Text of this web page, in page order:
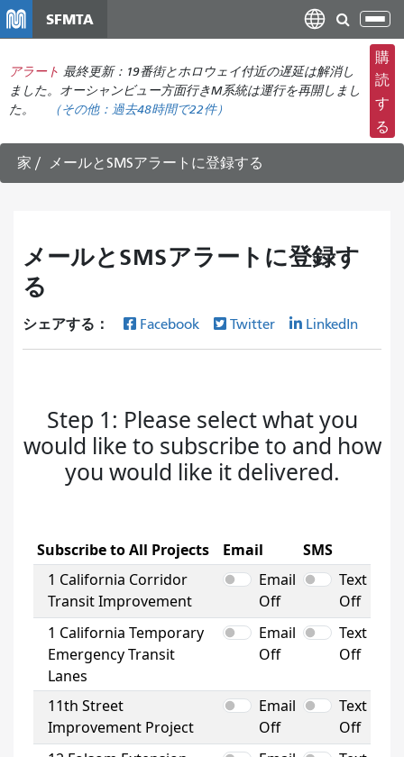
コ
ン
テ
ン
ツ
に
SFMTA
ナ
ビ
ゲ
ー
シ
ョ
の
アラート 最終更新：19番街とホロウェイ付近の遅延は解消し
ました。オーシャンビュー方面行きM系統は運行を再開しまし
た。
（その他： 過去48時間で22件）
購
読
す
る
家 メールとSMSアラートに登録する
メールとSMSアラートに登録す
る
シェアする： Facebook Twitter LinkedIn